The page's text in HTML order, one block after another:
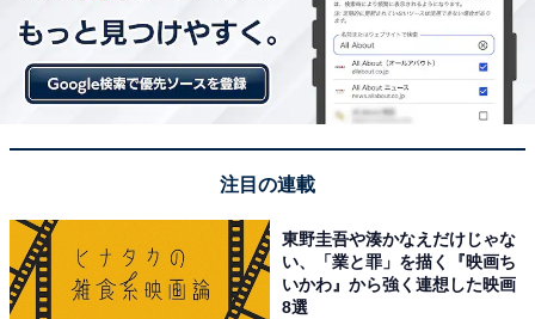
注目の連載
東野圭吾や湊かなえだけじゃな
い、「業と罪」を描く『映画ち
いかわ』から強く連想した映画
8選